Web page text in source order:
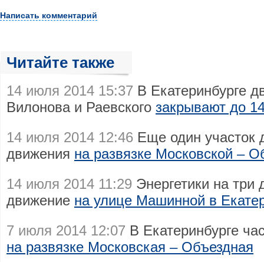
Написать комментарий
Читайте также
14 июля 2014 15:37 В Екатеринбурге
Вилонова и Раевского закрывают до
14 июля 2014 12:46 Еще один участок
движения на развязке Московской –
14 июля 2014 11:29 Энергетики на три
движение на улице Машинной в
7 июля 2014 12:07 В Екатеринбурге
на развязке Московская – Объездная